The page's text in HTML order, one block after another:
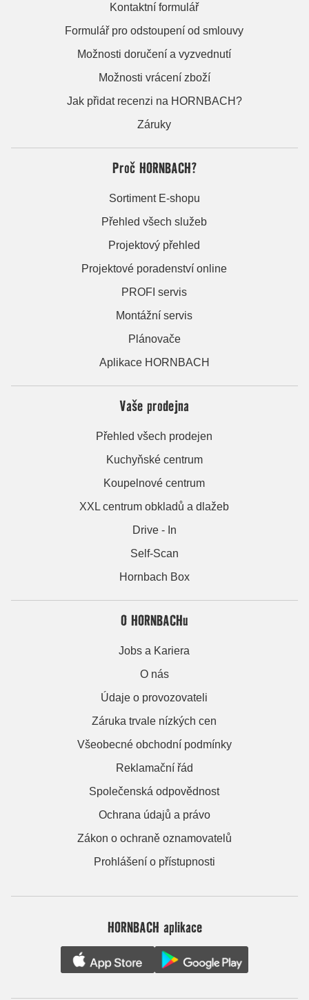
Kontaktní formulář
Formulář pro odstoupení od smlouvy
Možnosti doručení a vyzvednutí
Možnosti vrácení zboží
Jak přidat recenzi na HORNBACH?
Záruky
Proč HORNBACH?
Sortiment E-shopu
Přehled všech služeb
Projektový přehled
Projektové poradenství online
PROFI servis
Montážní servis
Plánovače
Aplikace HORNBACH
Vaše prodejna
Přehled všech prodejen
Kuchyňské centrum
Koupelnové centrum
XXL centrum obkladů a dlažeb
Drive - In
Self-Scan
Hornbach Box
O HORNBACHu
Jobs a Kariera
O nás
Údaje o provozovateli
Záruka trvale nízkých cen
Všeobecné obchodní podmínky
Reklamační řád
Společenská odpovědnost
Ochrana údajů a právo
Zákon o ochraně oznamovatelů
Prohlášení o přístupnosti
HORNBACH aplikace